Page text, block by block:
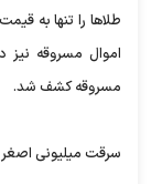
اموال مسروقه نیز
مسروقه کشف شد.
سرقت میلیونی